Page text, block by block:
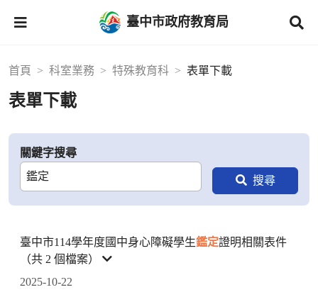
臺中市政府教育局
首頁 科室業務 特殊教育科 表單下載
表單下載
關鍵字搜尋
臺中市114學年度國中身心障礙學生鑑定證明相關表件
（共 2 個檔案）
2025-10-22